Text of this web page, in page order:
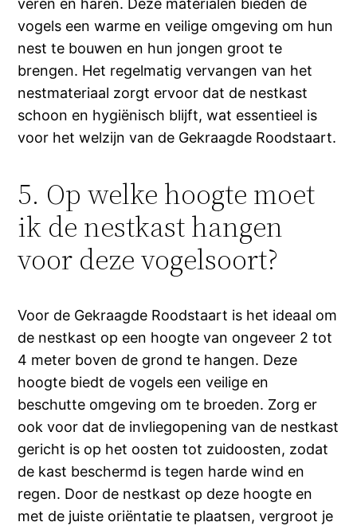
vogels een warme en veilige omgeving om hun
nest te bouwen en hun jongen groot te
brengen. Het regelmatig vervangen van het
nestmateriaal zorgt ervoor dat de nestkast
schoon en hygiënisch blijft, wat essentieel is
voor het welzijn van de Gekraagde Roodstaart.
5. Op welke hoogte moet
ik de nestkast hangen
voor deze vogelsoort?
Voor de Gekraagde Roodstaart is het ideaal om
de nestkast op een hoogte van ongeveer 2 tot
4 meter boven de grond te hangen. Deze
hoogte biedt de vogels een veilige en
beschutte omgeving om te broeden. Zorg er
ook voor dat de invliegopening van de nestkast
gericht is op het oosten tot zuidoosten, zodat
de kast beschermd is tegen harde wind en
regen. Door de nestkast op deze hoogte en
met de juiste oriëntatie te plaatsen, vergroot je